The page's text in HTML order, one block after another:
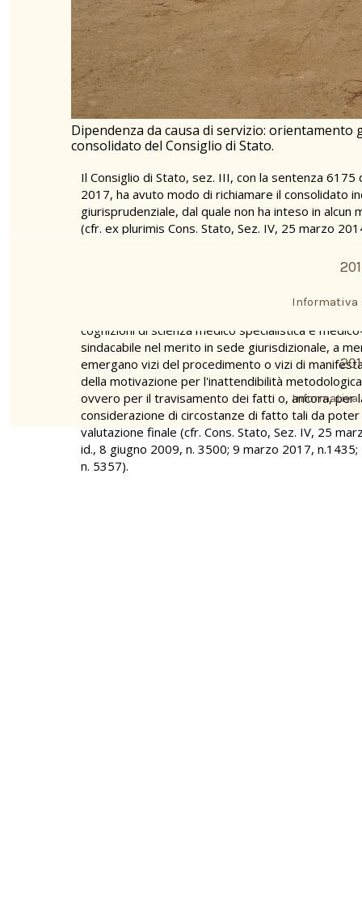
Informativa
Dipendenza da causa di servizio: orientamento
consolidato del Consiglio di Stato.
Il Consiglio di Stato, sez. III, con la sentenza 6175
2017, ha avuto modo di richiamare il consolidato
giurisprudenziale, dal quale non ha inteso in alcun
(cfr. ex plurimis Cons. Stato, Sez. IV, 25 marzo
accertamenti sulla dipendenza di una patologia
valutazione conclusiva sul nesso eziologico tra
cognizioni di scienza medico specialistica e
sindacabile nel merito in sede giurisdizionale, a
emergano vizi del procedimento o vizi di
della motivazione per l'inattendibilità
ovvero per il travisamento dei fatti o, ancora, per
considerazione di circostanze di fatto tali da poter
valutazione finale (cfr. Cons. Stato, Sez. IV, 25
id., 8 giugno 2009, n. 3500; 9 marzo 2017,
n. 5357).
Informativa